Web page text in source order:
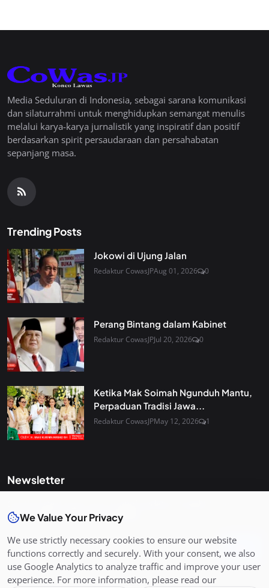
Media Seduluran di Indonesia, sebagai sarana komunikasi
dan silaturrahmi untuk menghidupkan semangat menulis
melalui karya-karya jurnalistik yang inspiratif dan positif
berdasarkan spirit persaudaraan dan persahabatan
sepanjang masa.
Trending Posts
Jokowi di Ujung Jalan
Redaktur CowasJPAug 01, 2026 0
Perang Bintang dalam Kabinet
Redaktur CowasJPJul 20, 2026 0
Ketika Mak Soimah Ngunduh Mantu,
Perpaduan Tradisi Jawa...
Redaktur CowasJPMay 12, 2026 1
Newsletter
inbox. Sign up for our newsletter.
Join
We Value Your Privacy
We use strictly necessary cookies to ensure our website
functions correctly and securely. With your consent, we also
use Google Analytics to analyze traffic and improve your user
experience. For more information, please read our